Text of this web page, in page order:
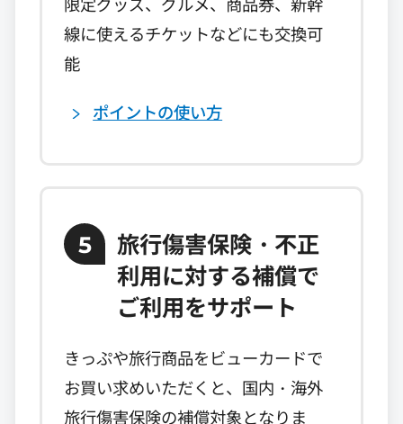
線に使えるチケットなどにも交換可
能
ポイントの使い方
5
旅行傷害保険・不正
利用に対する補償で
ご利用をサポート
きっぷや旅行商品をビューカードで
お買い求めいただくと、国内・海外
旅行傷害保険の補償対象となりま